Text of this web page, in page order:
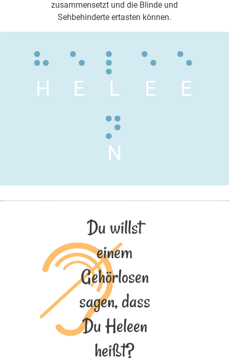
zusammensetzt und die Blinde und
Sehbehinderte ertasten können.
H E L E E
N
Du willst
einem
Gehörlosen
sagen, dass
Du Heleen
heißt?